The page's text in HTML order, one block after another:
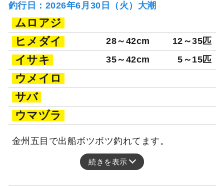
釣行日：2026年6月30日（火）大潮
ムロアジ
ヒメダイ
28～42cm 12～35匹
イサキ 35～42cm 5～15匹
ウメイロ
サバ
ウマヅラ
金州五目で出船ボツボツ釣れてます。
続きを表示